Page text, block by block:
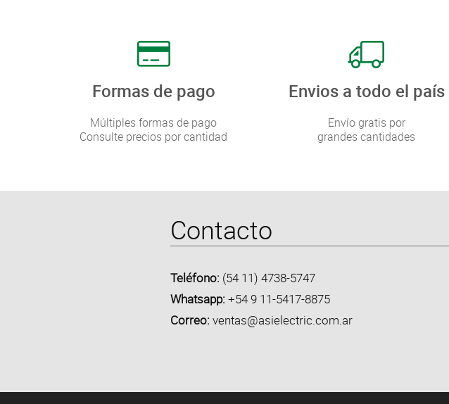
Formas de pago
Múltiples formas de pago
Consulte precios por cantidad
Envios a todo el país
Envío gratis por
grandes cantidades
Contacto
Teléfono: (54 11) 4738-5747
Whatsapp: +54 9 11-5417-8875
Correo: ventas@asielectric.com.ar